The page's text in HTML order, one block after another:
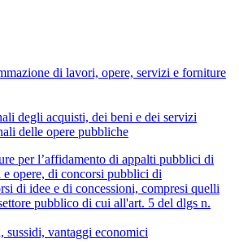
di lavori, opere, servizi e forniture
degli acquisti, dei beni e dei servizi
delle opere pubbliche
per l’affidamento di appalti pubblici di
opere, di concorsi pubblici di
di idee e di concessioni, compresi quelli
pubblico di cui all'art. 5 del dlgs n.
sussidi, vantaggi economici